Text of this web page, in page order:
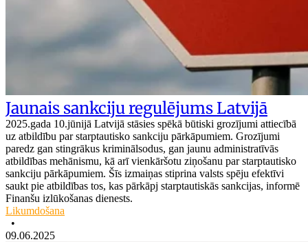
Jaunais sankciju regulējums Latvijā
2025.gada 10.jūnijā Latvijā stāsies spēkā būtiski grozījumi attiecībā
uz atbildību par starptautisko sankciju pārkāpumiem. Grozījumi
paredz gan stingrākus kriminālsodus, gan jaunu administratīvās
atbildības mehānismu, kā arī vienkāršotu ziņošanu par starptautisko
sankciju pārkāpumiem. Šīs izmaiņas stiprina valsts spēju efektīvi
saukt pie atbildības tos, kas pārkāpj starptautiskās sankcijas, informē
Finanšu izlūkošanas dienests.
Likumdošana
•
09.06.2025